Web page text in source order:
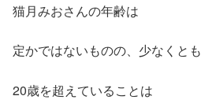
猫月みおさんの年齢は
定かではないものの、少なくとも
20歳を超えていることは